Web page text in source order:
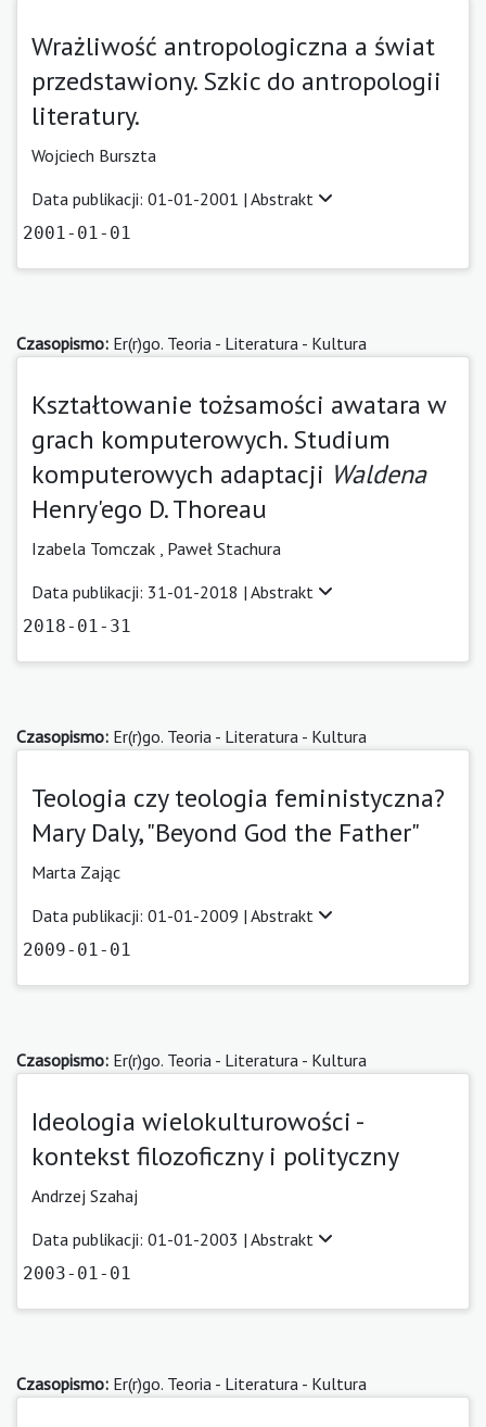
Wrażliwość antropologiczna a świat
przedstawiony. Szkic do antropologii
literatury.
Wojciech Burszta
Data publikacji: 01-01-2001 | Abstrakt
2001-01-01
Czasopismo: Er(r)go. Teoria - Literatura - Kultura
Kształtowanie tożsamości awatara w
grach komputerowych. Studium
komputerowych adaptacji Waldena
Henry'ego D. Thoreau
Izabela Tomczak , Paweł Stachura
Data publikacji: 31-01-2018 | Abstrakt
2018-01-31
Czasopismo: Er(r)go. Teoria - Literatura - Kultura
Teologia czy teologia feministyczna?
Mary Daly, "Beyond God the Father"
Marta Zając
Data publikacji: 01-01-2009 | Abstrakt
2009-01-01
Czasopismo: Er(r)go. Teoria - Literatura - Kultura
Ideologia wielokulturowości -
kontekst filozoficzny i polityczny
Andrzej Szahaj
Data publikacji: 01-01-2003 | Abstrakt
2003-01-01
Czasopismo: Er(r)go. Teoria - Literatura - Kultura